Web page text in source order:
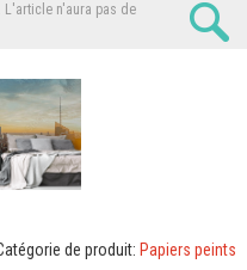
L'article n'aura pas de
de produit: Papiers peints